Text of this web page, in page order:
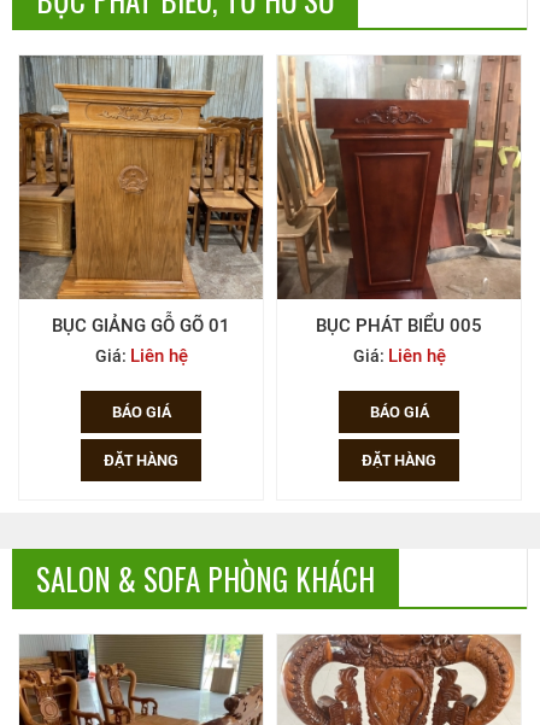
THI CÔNG NỘI THẤT
GIA CÔNG THEO YÊU CẦU
Công trình
Liên hệ
BỤC GIẢNG GỖ GÕ 01
Giá: Liên hệ
BÁO GIÁ
ĐẶT HÀNG
BỤC PHÁT BIỂU 005
Giá: Liên hệ
BÁO GIÁ
ĐẶT HÀNG
SALON & SOFA PHÒNG KHÁCH